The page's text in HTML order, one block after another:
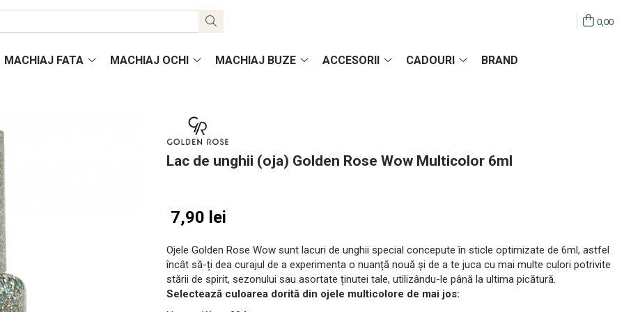
0,00
MACHIAJ FATA MACHIAJ OCHI MACHIAJ BUZE ACCESORII CADOURI BRAND
Lac de unghii (oja) Golden Rose Wow Multicolor 6ml
7,90 lei
Ojele Golden Rose Wow sunt lacuri de unghii special concepute în sticle optimizate de 6ml, astfel
încât să-ți dea curajul de a experimenta o nuanță nouă și de a te juca cu mai multe culori potrivite
stării de spirit, sezonului sau asortate ținutei tale, utilizându-le până la ultima picătură.
Selectează culoarea dorită din ojele multicolore de mai jos: